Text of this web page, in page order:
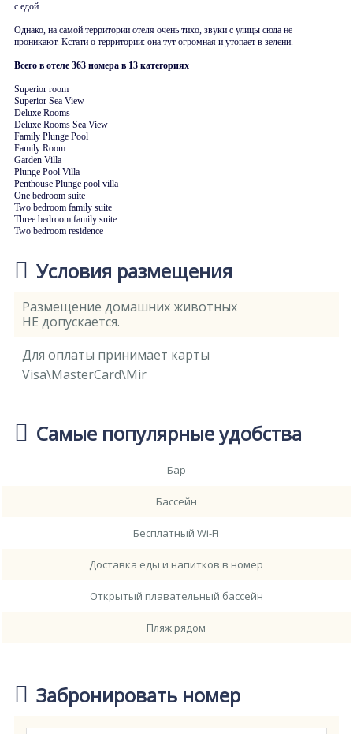
с едой
Однако, на самой территории отеля очень тихо, звуки с улицы сюда не
проникают. Кстати о территории: она тут огромная и утопает в зелени.
Всего в отеле 363 номера в 13 категориях
Superior room
Superior Sea View
Deluxe Rooms
Deluxe Rooms Sea View
Family Plunge Pool
Family Room
Garden Villa
Plunge Pool Villa
Penthouse Plunge pool villa
One bedroom suite
Two bedroom family suite
Three bedroom family suite
Two bedroom residence
Условия размещения
Размещение домашних животных
НЕ допускается.
Для оплаты принимает карты
Visa\MasterCard\Mir
Самые популярные удобства
Бар
Бассейн
Бесплатный Wi-Fi
Доставка еды и напитков в номер
Открытый плавательный бассейн
Пляж рядом
Забронировать номер